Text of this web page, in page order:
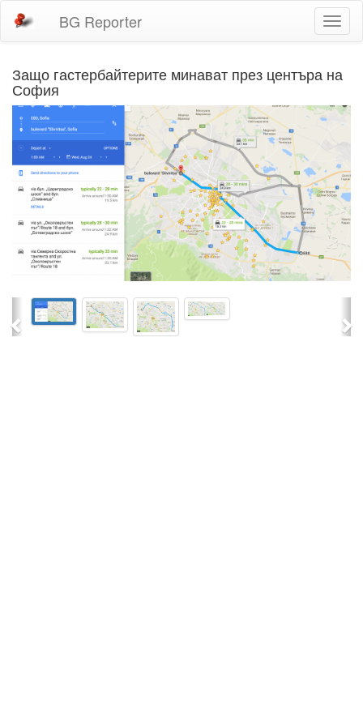
BG Reporter
Защо гастербайтерите минават през центъра на
София
Previous